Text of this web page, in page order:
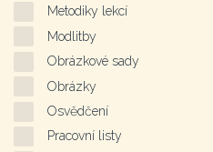
Metodiky lekcí
Modlitby
Obrázkové sady
Obrázky
Osvědčení
Pracovní listy